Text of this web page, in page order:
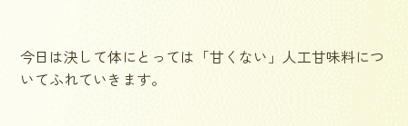
今日は決して体にとっては「甘くない」人工甘味料につ
いてふれていきます。